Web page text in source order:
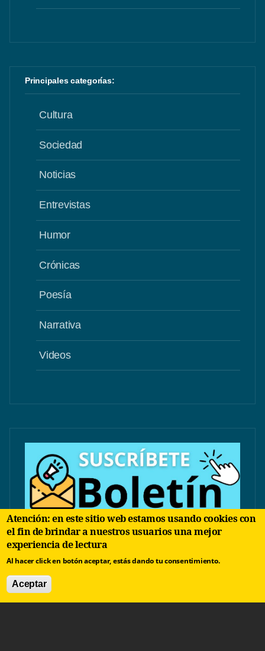
Principales categorías:
Cultura
Sociedad
Noticias
Entrevistas
Humor
Crónicas
Poesía
Narrativa
Videos
Atención: en este sitio web estamos usando cookies con
el fin de brindar a nuestros usuarios una mejor
experiencia de lectura
Al hacer click en botón aceptar, estás dando tu consentimiento.
Aceptar